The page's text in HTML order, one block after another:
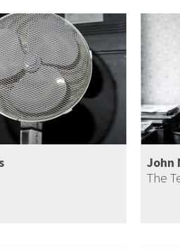
John
The